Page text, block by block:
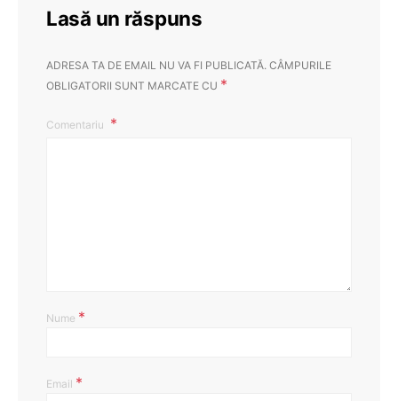
Lasă un răspuns
ADRESA TA DE EMAIL NU VA FI PUBLICATĂ. CÂMPURILE
OBLIGATORII SUNT MARCATE CU *
Comentariu
Nume *
Email *